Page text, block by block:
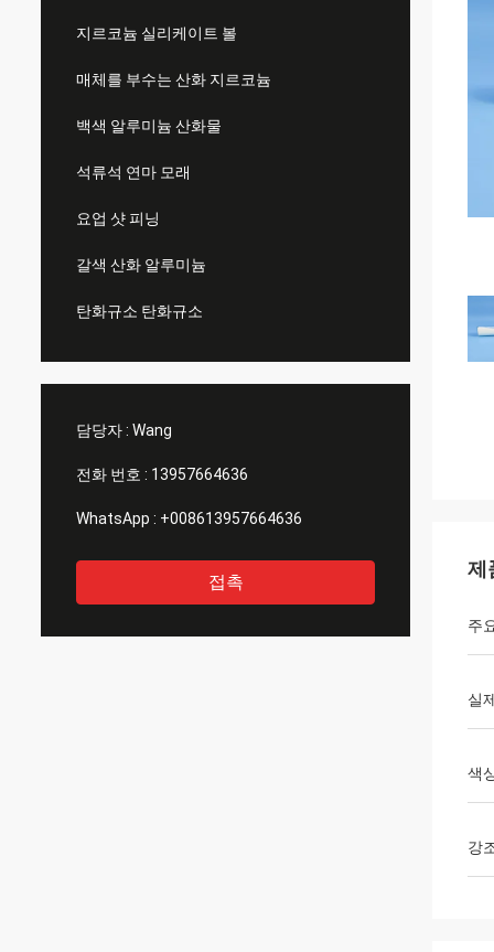
지르코늄 실리케이트 볼
매체를 부수는 산화 지르코늄
백색 알루미늄 산화물
석류석 연마 모래
요업 샷 피닝
갈색 산화 알루미늄
탄화규소 탄화규소
담당자 : Wang
전화 번호 : 13957664636
WhatsApp : +008613957664636
접촉
제
주
실
색
강